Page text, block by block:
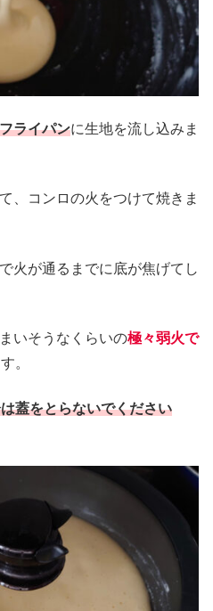
ライパンに生地を流し込みま
、コンロの火をつけて焼きま
火が通るまでに底が焦げてし
いそうなくらいの極々弱火で
。
蓋をとらないでください